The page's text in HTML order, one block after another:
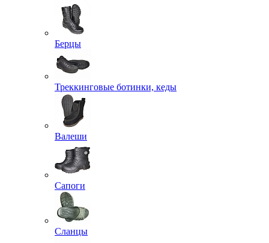
Берцы
Треккинговые ботинки, кеды
Валеши
Сапоги
Сланцы